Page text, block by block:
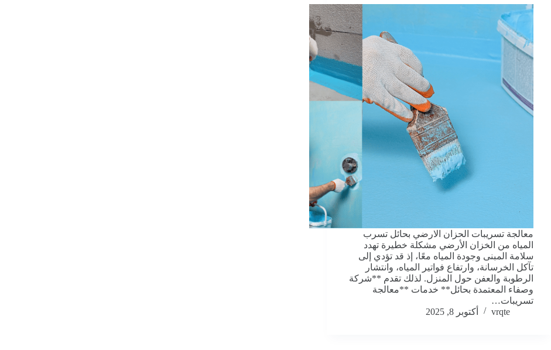
معالجة تسريبات الحزان الارضي بحائل تسرب
المياه من الخزان الأرضي مشكلة خطيرة تهدد
سلامة المبنى وجودة المياه معًا، إذ قد تؤدي إلى
تآكل الخرسانة، وارتفاع فواتير المياه، وانتشار
الرطوبة والعفن حول المنزل. لذلك تقدم **شركة
وصفاء المعتمدة بحائل** خدمات **معالجة
تسريبات…
vrqte
أكتوبر 8, 2025